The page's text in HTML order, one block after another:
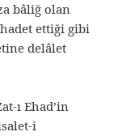
bâliğ olan
ettiği gibi
delâlet
ı Ehad’in
i